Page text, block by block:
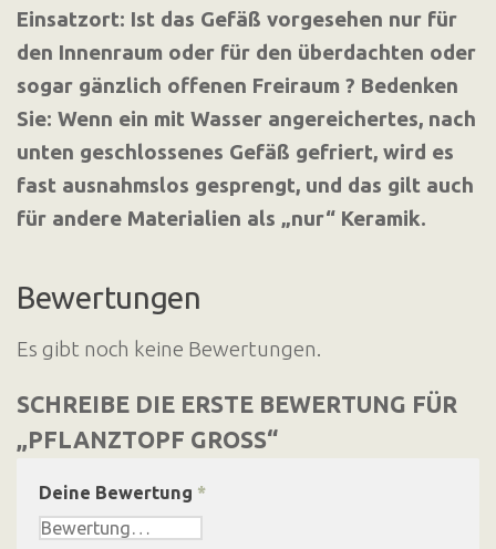
Einsatzort: Ist das Gefäß vorgesehen nur für
den Innenraum oder für den überdachten oder
sogar gänzlich offenen Freiraum ? Bedenken
Sie: Wenn ein mit Wasser angereichertes, nach
unten geschlossenes Gefäß gefriert, wird es
fast ausnahmslos gesprengt, und das gilt auch
für andere Materialien als „nur“ Keramik.
Bewertungen
Es gibt noch keine Bewertungen.
SCHREIBE DIE ERSTE BEWERTUNG FÜR
„PFLANZTOPF GROSS“
Deine Bewertung *